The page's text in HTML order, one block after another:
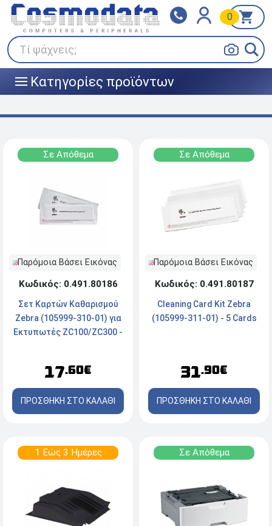
Τί ψάχνεις;
0
||| Κατηγορίες προϊόντων
Klarna
Πληρώστε σε 3
άτοκες δόσεις
BOX NOW
Σε Απόθεμα
Παρόμοια Βάσει Εικόνας
Κωδικός: 0.491.80186
Σετ Καρτών Καθαρισμού
Zebra (105999-310-01) για
Εκτυπωτές ZC100/ZC300 -
17.60€
ΠΡΟΣΘΗΚΗ ΣΤΟ ΚΑΛΑΘΙ
Σε Απόθεμα
Παρόμοια Βάσει Εικόνας
Κωδικός: 0.491.80187
Cleaning Card Kit Zebra
(105999-311-01) - 5 Cards
31.90€
ΠΡΟΣΘΗΚΗ ΣΤΟ ΚΑΛΑΘΙ
1 Εώς 3 Ημέρες Σε Απόθεμα